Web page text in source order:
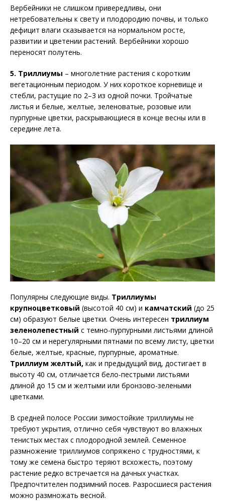
Вербейники не слишком привередливы, они
нетребовательны к свету и плодородию почвы, и только
дефицит влаги сказывается на нормальном росте,
развитии и цветении растений. Вербейники хорошо
переносят полутень.
5. Триллиумы – многолетние растения с коротким
вегетационным периодом. У них короткое корневище и
стебли, растущие по 2–3 из одной почки. Тройчатые
листья и белые, желтые, зеленоватые, розовые или
пурпурные цветки, раскрывающиеся в конце весны или в
середине лета.
Популярны следующие виды. Триллиумы
крупноцветковый (высотой 40 см) и камчатский (до 25
см) образуют белые цветки. Очень интересен триллиум
зеленолепестный с темно-пурпурными листьями длиной
10–20 см и нерегулярными пятнами по всему листу, цветки
белые, желтые, красные, пурпурные, ароматные.
Триллиум желтый, как и предыдущий вид, достигает в
высоту 40 см, отличается бело-пестрыми листьями
длиной до 15 см и желтыми или бронзово-зелеными
цветками.
В средней полосе России зимостойкие триллиумы не
требуют укрытия, отлично себя чувствуют во влажных
тенистых местах с плодородной землей. Семенное
размножение триллиумов сопряжено с трудностями, к
тому же семена быстро теряют всхожесть, поэтому
растение редко встречается на дачных участках.
Предпочтителен подзимний посев. Разросшиеся растения
можно размножать весной.